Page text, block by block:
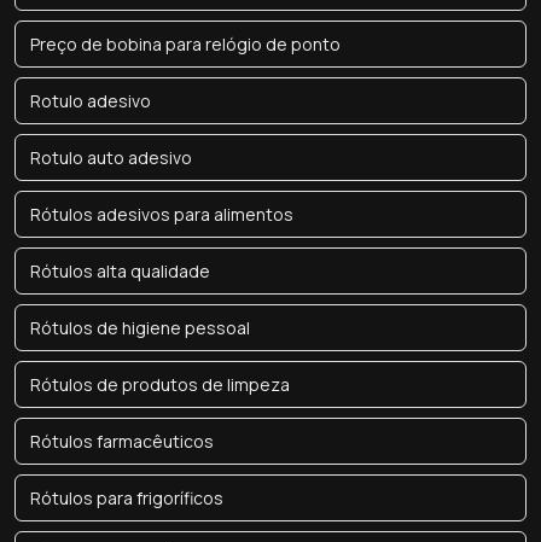
Preço de bobina para relógio de ponto
Rotulo adesivo
Rotulo auto adesivo
Rótulos adesivos para alimentos
Rótulos alta qualidade
Rótulos de higiene pessoal
Rótulos de produtos de limpeza
Rótulos farmacêuticos
Rótulos para frigoríficos